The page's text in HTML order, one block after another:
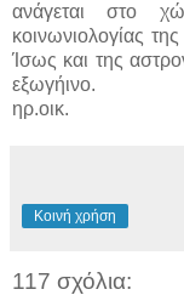
ανάγεται στο
κοινωνιολογίας
Ίσως και της
εξωγήινο.
ηρ.οικ.
Κοινή χρήση
117 σχόλια: